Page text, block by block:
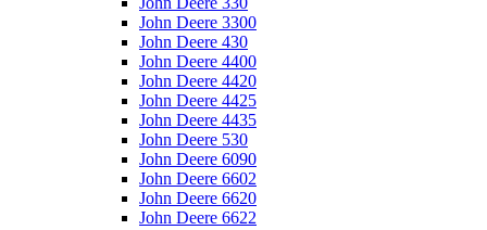
John Deere 3300
John Deere 430
John Deere 4400
John Deere 4420
John Deere 4425
John Deere 4435
John Deere 530
John Deere 6090
John Deere 6602
John Deere 6620
John Deere 6622